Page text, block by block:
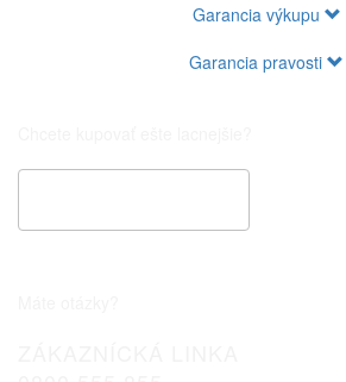
Garancia výkupu
Garancia pravosti